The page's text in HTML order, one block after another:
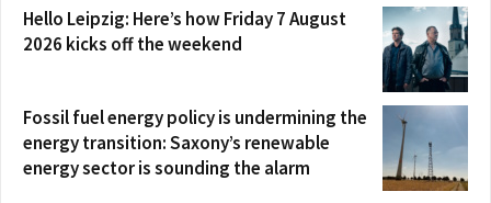
Hello Leipzig: Here’s how Friday 7 August
2026 kicks off the weekend
Fossil fuel energy policy is undermining the
energy transition: Saxony’s renewable
energy sector is sounding the alarm